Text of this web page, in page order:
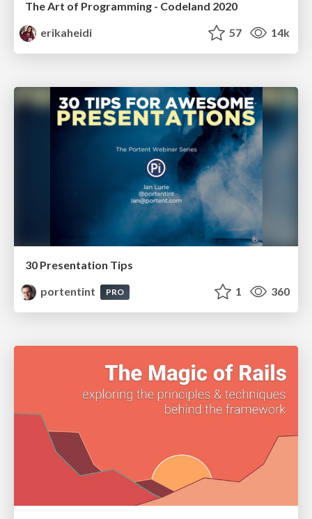
The Art of Programming - Codeland 2020
erikaheidi
57 14k
30 Presentation Tips
portentint
PRO 1 360